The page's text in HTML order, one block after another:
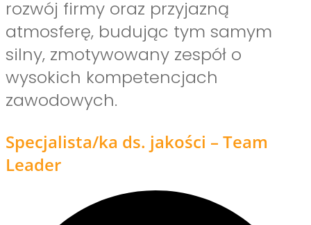
rozwój firmy oraz przyjazną
atmosferę, budując tym samym
silny, zmotywowany zespół o
wysokich kompetencjach
zawodowych.
Specjalista/ka ds. jakości – Team
Leader